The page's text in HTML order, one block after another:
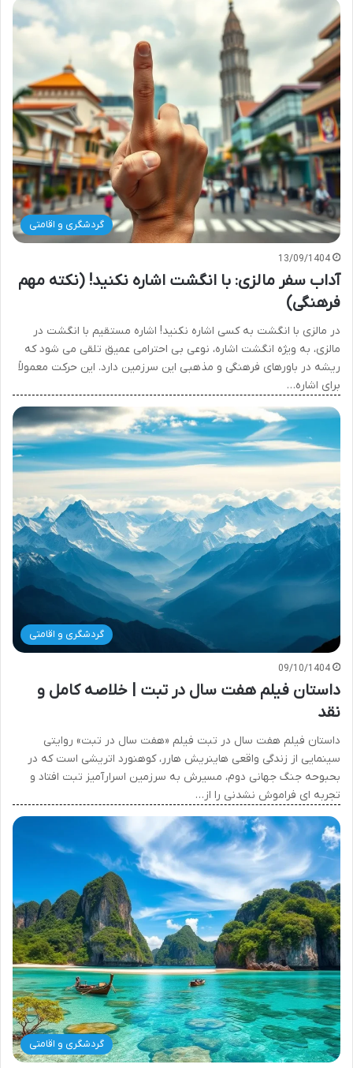
گردشگری و اقامتی
13/09/1404
آداب سفر مالزی: با انگشت اشاره نکنید! (نکته مهم
فرهنگی)
در مالزی با انگشت به کسی اشاره نکنید! اشاره مستقیم با انگشت در
مالزی، به ویژه انگشت اشاره، نوعی بی احترامی عمیق تلقی می شود که
ریشه در باورهای فرهنگی و مذهبی این سرزمین دارد. این حرکت معمولاً
برای اشاره…
گردشگری و اقامتی
09/10/1404
داستان فیلم هفت سال در تبت | خلاصه کامل و
نقد
داستان فیلم هفت سال در تبت فیلم «هفت سال در تبت» روایتی
سینمایی از زندگی واقعی هاینریش هارر، کوهنورد اتریشی است که در
بحبوحه جنگ جهانی دوم، مسیرش به سرزمین اسرارآمیز تبت افتاد و
تجربه ای فراموش نشدنی را از…
گردشگری و اقامتی